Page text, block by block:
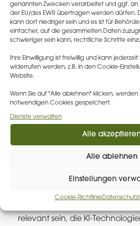
genannten Zwecken verarbeitet und ggf. an
der EU/des EWR übertragen werden dürfen.
kann dort niedriger sein und es ist für
einfacher, auf die gesammelten Daten
schwieriger sein kann, rechtliche Schritte
Ihre Einwilligung ist freiwillig und kann
widerrufen werden, z.B. in den Cookie-
Website.
Wenn Sie auf "Alle ablehnen" klicken,
notwendigen Cookies gespeichert.
Dienste verwalten
Alle
Alle ablehnen
Einstellungen
Cookie-RichtlinieDatenschutz
Bedeutung. Dies bietet die
vollkommen neue und
gehen. Bei der Umsetzung
Unternehmen prüfen, welche
Digitalgesetzgebung betroffen
entsprechende Anpassungen
erst noch klar definiert und
Lösungen gefunden werden.
einen ersten Überblick zum
KI-Regulierung
Der AI Act definiert vier
Risikostufe die entsprechenden
Verpflichtungen bestimmt. Dies
relevant sein, die KI-